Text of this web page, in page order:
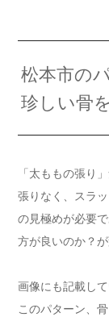
松本市の
珍しい骨
「太ももの張り
張りなく、スラ
の見極めが必要
方が良いのか？が
画像にも記載し
このパターン、